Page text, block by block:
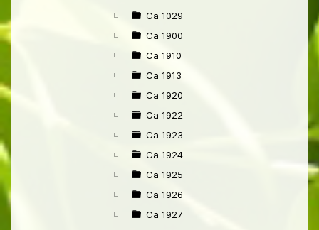
►
Ca 1029
Ca 1900
Ca 1910
Ca 1913
Ca 1920
Ca 1922
Ca 1923
Ca 1924
Ca 1925
Ca 1926
Ca 1927